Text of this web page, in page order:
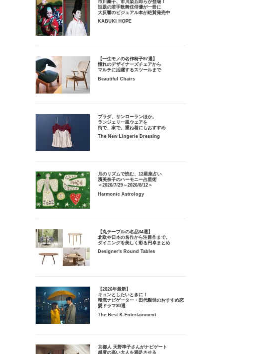
市川團子、市川染五郎らが登場！
話題の若手歌舞伎俳優が一冊に
大反響のビジュアル本が絶賛発売中
KABUKI HOPE
【一生モノの名作椅子97選】
憧れのデザイナーズチェアから
マルチに活躍するスツールまで
Beautiful Chairs
プラダ、サンローランほか。
ランジェリー風ウェアを
街で、家で。重ね着にもおすすめ
The New Lingerie Dressing
月のリズムで読む、12星座占い
濱美奈子のハーモニー占星術
＜2026/7/29～2026/8/12＞
Harmonic Astrology
【丸テーブルの名品34選】
北欧や日本の名作から注目作まで。
ダイニングを美しく彩る円卓まとめ
Designer's Round Tables
【2026年最新】
キュンとしたいときに！
韓流ナビゲーター・田代親世のおすすめ恋
愛ドラマ30選
The Best K-Entertainment
京都人 天野準子さんがナビゲート
感度の高い大人を満足させる